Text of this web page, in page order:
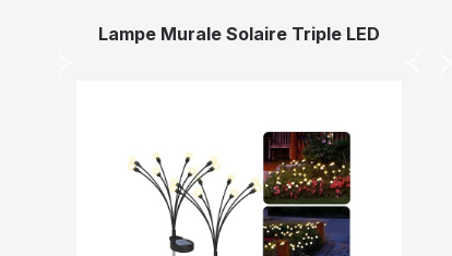
Lampe Murale Solaire Triple LED